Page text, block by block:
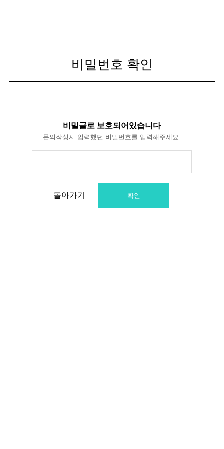
비밀번호 확인
비밀글로 보호되어있습니다
문의작성시 입력했던 비밀번호를 입력해주세요.
돌아가기